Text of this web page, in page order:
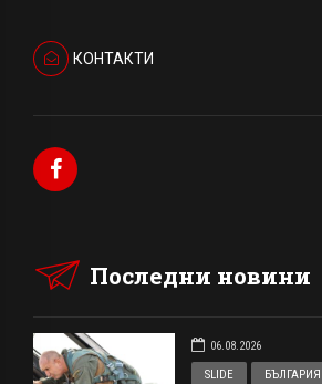
КОНТАКТИ
Последни новини
06.08.2026
SLIDE
БЪЛГАРИЯ